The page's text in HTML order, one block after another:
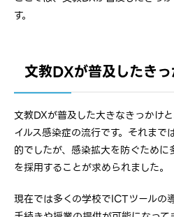
す。
文教DXが普及したき
文教DXが普及した大きなきっかけ
イルス感染症の流行です。それま
的でしたが、感染拡大を防ぐため
を採用することが求められました。
現在では多くの学校でICTツールの